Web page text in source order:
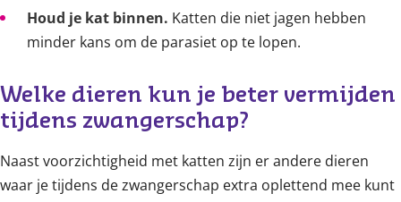
Houd je kat binnen. Katten die niet jagen hebben
minder kans om de parasiet op te lopen.
Welke dieren kun je beter vermijden
tijdens zwangerschap?
Naast voorzichtigheid met katten zijn er andere dieren
waar je tijdens de zwangerschap extra oplettend mee kunt